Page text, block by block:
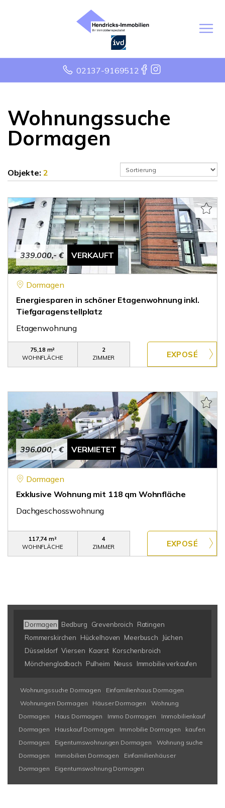
02137-9169512
Wohnungssuche
Dormagen
Objekte: 2
339.000,- € VERKAUFT
Dormagen
Energiesparen in schöner Etagenwohnung inkl.
Tiefgaragenstellplatz
Etagenwohnung
75,18 m²
WOHNFLÄCHE
2
ZIMMER
396.000,- € VERMIETET
Dormagen
Exklusive Wohnung mit 118 qm Wohnfläche
Dachgeschosswohnung
117,74 m²
WOHNFLÄCHE
4
ZIMMER
Dormagen Bedburg Grevenbroich
Ratingen
Rommerskirchen
Hückelhoven Meerbusch
Jüchen
Düsseldorf Viersen Kaarst Korschenbroich
Mönchengladbach
Pulheim Neuss Immobilie verkaufen
Wohnungssuche Dormagen
Einfamilienhaus Dormagen
Wohnungen Dormagen
Häuser Dormagen
Wohnung
Dormagen
Haus Dormagen Immo Dormagen
Immobilienkauf
Dormagen
Hauskauf Dormagen Immobilie Dormagen
kaufen
Dormagen
Eigentumswohnungen Dormagen
Wohnung suche
Dormagen
Immobilien Dormagen
Einfamilienhäuser
Dormagen
Eigentumswohnung Dormagen